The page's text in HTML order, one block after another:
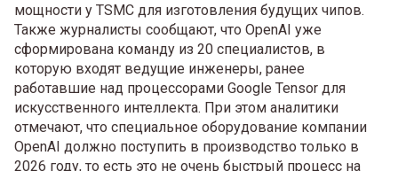
мощности у TSMC для изготовления будущих чипов.
Также журналисты сообщают, что OpenAI уже
сформирована команду из 20 специалистов, в
которую входят ведущие инженеры, ранее
работавшие над процессорами Google Tensor для
искусственного интеллекта. При этом аналитики
отмечают, что специальное оборудование компании
OpenAI должно поступить в производство только в
2026 году, то есть это не очень быстрый процесс на